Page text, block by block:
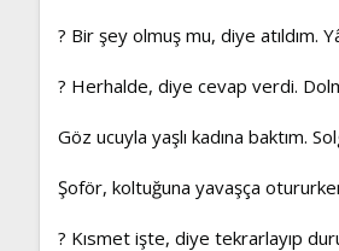
? Bir şey olmuş mu, diye atıldım.
? Herhalde, diye cevap verdi.
Göz ucuyla yaşlı kadına baktım.
Şoför, koltuğuna yavaşça
? Kısmet işte, diye tekrarlayıp